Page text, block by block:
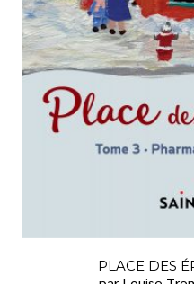
PLACE DES